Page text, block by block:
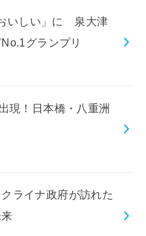
いしい」に 泉大津
グランプリ
現！日本橋・八重洲
ライナ政府が訪れた